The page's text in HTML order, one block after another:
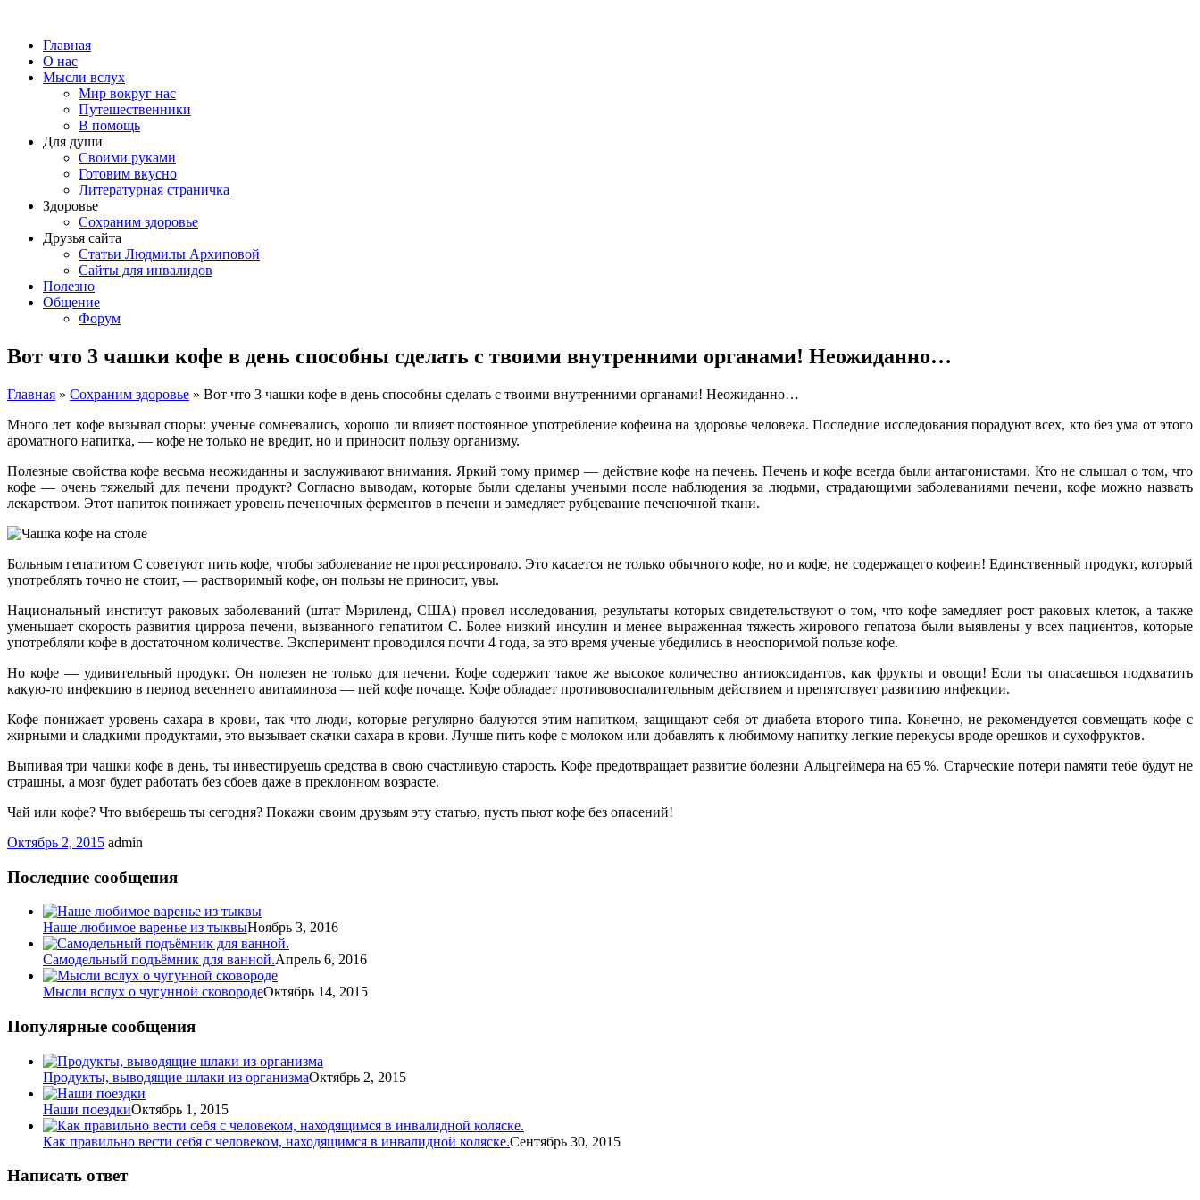
Главная
О нас
Мысли вслух
Мир вокруг нас
Путешественники
В помощь
Для души
Своими руками
Готовим вкусно
Литературная страничка
Здоровье
Сохраним здоровье
Друзья сайта
Статьи Людмилы Архиповой
Сайты для инвалидов
Полезно
Общение
Форум
Вот что 3 чашки кофе в день способны сделать с твоими внутренними органами! Неожиданно…
Главная » Сохраним здоровье » Вот что 3 чашки кофе в день способны сделать с твоими внутренними органами! Неожиданно…
Много лет кофе вызывал споры: ученые сомневались, хорошо ли влияет постоянное употребление кофеина на здоровье человека. Последние исследования порадуют всех, кто без ума от этого
ароматного напитка, — кофе не только не вредит, но и приносит пользу организму.
Полезные свойства кофе весьма неожиданны и заслуживают внимания. Яркий тому пример — действие кофе на печень. Печень и кофе всегда были антагонистами. Кто не слышал о том, что
кофе — очень тяжелый для печени продукт? Согласно выводам, которые были сделаны учеными после наблюдения за людьми, страдающими заболеваниями печени, кофе можно назвать
лекарством. Этот напиток понижает уровень печеночных ферментов в печени и замедляет рубцевание печеночной ткани.
Больным гепатитом С советуют пить кофе, чтобы заболевание не прогрессировало. Это касается не только обычного кофе, но и кофе, не содержащего кофеин! Единственный продукт, который
употреблять точно не стоит, — растворимый кофе, он пользы не приносит, увы.
Национальный институт раковых заболеваний (штат Мэриленд, США) провел исследования, результаты которых свидетельствуют о том, что кофе замедляет рост раковых клеток, а также
уменьшает скорость развития цирроза печени, вызванного гепатитом С. Более низкий инсулин и менее выраженная тяжесть жирового гепатоза были выявлены у всех пациентов, которые
употребляли кофе в достаточном количестве. Эксперимент проводился почти 4 года, за это время ученые убедились в неоспоримой пользе кофе.
Но кофе — удивительный продукт. Он полезен не только для печени. Кофе содержит такое же высокое количество антиоксидантов, как фрукты и овощи! Если ты опасаешься подхватить
какую-то инфекцию в период весеннего авитаминоза — пей кофе почаще. Кофе обладает противовоспалительным действием и препятствует развитию инфекции.
Кофе понижает уровень сахара в крови, так что люди, которые регулярно балуются этим напитком, защищают себя от диабета второго типа. Конечно, не рекомендуется совмещать кофе с
жирными и сладкими продуктами, это вызывает скачки сахара в крови. Лучше пить кофе с молоком или добавлять к любимому напитку легкие перекусы вроде орешков и сухофруктов.
Выпивая три чашки кофе в день, ты инвестируешь средства в свою счастливую старость. Кофе предотвращает развитие болезни Альцгеймера на 65 %. Старческие потери памяти тебе будут не
страшны, а мозг будет работать без сбоев даже в преклонном возрасте.
Чай или кофе? Что выберешь ты сегодня? Покажи своим друзьям эту статью, пусть пьют кофе без опасений!
Октябрь 2, 2015 admin
Последние сообщения
Наше любимое варенье из тыквыНоябрь 3, 2016
Самодельный подъёмник для ванной.Апрель 6, 2016
Мысли вслух о чугунной сковородеОктябрь 14, 2015
Популярные сообщения
Продукты, выводящие шлаки из организмаОктябрь 2, 2015
Наши поездкиОктябрь 1, 2015
Как правильно вести себя с человеком, находящимся в инвалидной коляске.Сентябрь 30, 2015
Написать ответ